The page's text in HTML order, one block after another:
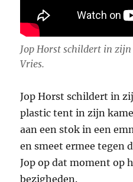
Jop Horst schildert in
Vries.
Jop Horst schildert in
plastic tent in zijn
aan een stok in een
en smeet ermee tegen
Jop op dat moment op
bezigheden.